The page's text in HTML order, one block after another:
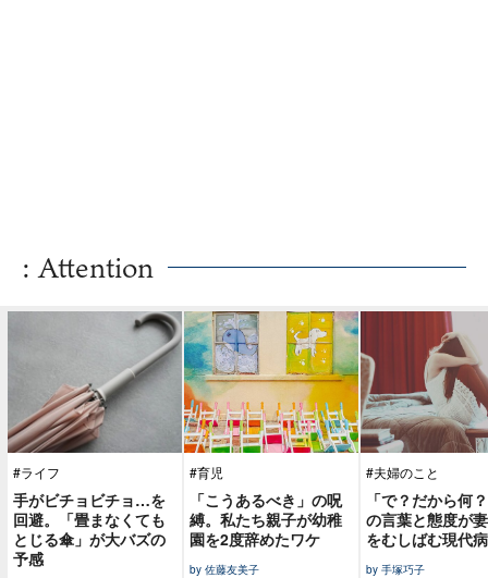
: Attention
#ライフ
手がビチョビチョ…を
回避。「畳まなくても
とじる傘」が大バズの
予感
#育児
「こうあるべき」の呪
縛。私たち親子が幼稚
園を2度辞めたワケ
by 佐藤友美子
#夫婦のこと
「で？だから何
の言葉と態度が
をむしばむ現代病
by 手塚巧子